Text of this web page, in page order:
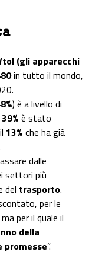
(gli apparecchi
in tutto il mondo,
) è a livello di
39% è stato
13% che ha già
dalle
settori più
del trasporto.
per le
per il quale il
della
promesse”.